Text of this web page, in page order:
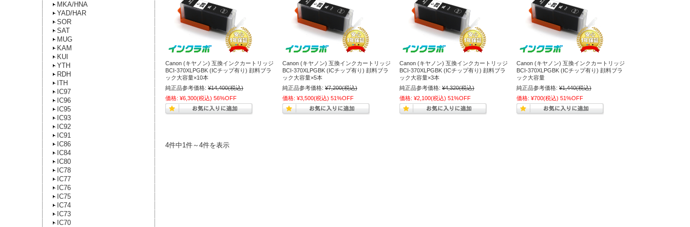
Canon (キヤノン) 互換インクカートリッジ
BCI-370XLPGBK (ICチップ有り) 顔料ブラ
ック大容量×10本
純正品参考価格: ¥14,400(税込)
価格: ¥6,300(税込) 56%OFF
Canon (キヤノン) 互換インクカートリッジ
BCI-370XLPGBK (ICチップ有り) 顔料ブラ
ック大容量×5本
純正品参考価格: ¥7,200(税込)
価格: ¥3,500(税込) 51%OFF
Canon (キヤノン) 互換インクカートリッジ
BCI-370XLPGBK (ICチップ有り) 顔料ブラ
ック大容量×3本
純正品参考価格: ¥4,320(税込)
価格: ¥2,100(税込) 51%OFF
Canon (キヤノン) 互換インクカートリッジ
BCI-370XLPGBK (ICチップ有り) 顔料ブラ
ック大容量
純正品参考価格: ¥1,440(税込)
価格: ¥700(税込) 51%OFF
4件中1件～4件を表示
MKA/HNA
YAD/HAR
SOR
SAT
MUG
KAM
KUI
YTH
RDH
ITH
IC97
IC96
IC95
IC93
IC92
IC91
IC86
IC84
IC80
IC78
IC77
IC76
IC75
IC74
IC73
IC70